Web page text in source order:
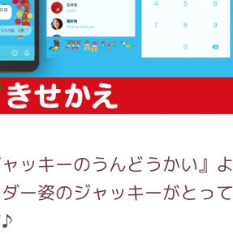
ッキーのうんどうかい』
ー姿のジャッキーがとっ
みコンテンツ(クイズ・
っこう しょくいんしつ